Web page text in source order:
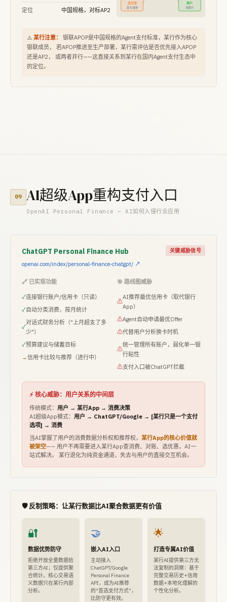
定位 中国规格，对标AP2
支付宝
发卡/收单
商户
收款方
⚠️ 某行注意：
银联APOP是中国规格的Agent支付标准，某行作为核心
银联成员， 若APOP推进至生产部署，某行需评估是否优先接入APOP
还是AP2， 或两者并行——这直接关系到某行在国内Agent支付生态中
的定位。
09 AI超级App重构支付入口
OpenAI Personal Finance — AI如何入侵行业应用
ChatGPT Personal Finance Hub
openai.com/index/personal-finance-chatgpt/ ↗
关键威胁信号
🔗 已实现功能
✓连接银行账户/信用卡（只读）
✓自动分类消费，按月统计
✓
对话式财务分析（"上月超支了多
少"）
✓预算建议与储蓄目标
→信用卡比较与推荐（进行中）
🎯 路线图威胁
⚠
AI推荐最优信用卡（取代银行
App）
⚠Agent自动申请最优Offer
⚠代替用户分析换卡时机
⚠
统一管理所有账户，弱化单一银
行粘性
⚠支付入口被ChatGPT拦截
⚡ 核心威胁：用户关系的中间层
传统模式： 用户 → 某行App → 消费决策
AI超级App模式： 用户 → ChatGPT/Google → [某行只是一个支付
选项] → 消费
当AI掌握了用户的消费数据分析权和推荐权， 某行App的核心价值就
被架空—— 用户不再需要进入某行App查消费、对账、选优惠，AI一
站式解决。 某行退化为纯资金通道，失去与用户的直接交互机会。
🛡️ 反制策略：让某行数据比AI聚合数据更有价值
🔐
数据优势防守
拒绝开放全量数据给
第三方AI；仅提供聚
合统计。核心交易语
义数据只在某行内部
分析。
🤝
嵌入AI入口
主动接入
ChatGPT/Google
Personal Finance
API，成为AI推荐
的"首选支付方式"，
比防守更有效。
🌟
打造专属AI价值
某行AI提供第三方无
法复制的洞察：基于
完整交易历史+信用
数据+本地化理解的
个性化分析。